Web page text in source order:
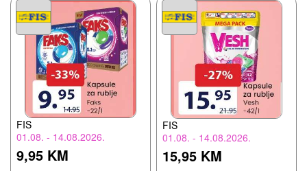
FIS
01.08. - 14.08.2026.
9,95 KM
FIS
01.08. - 14.08.2026.
15,95 KM